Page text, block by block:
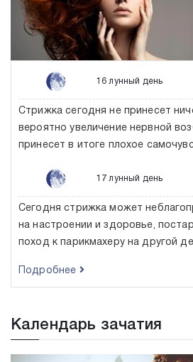
16 лунный день
Стрижка сегодня не принесет
вероятно увеличение нервной
принесет в итоге плохое
17 лунный день
Сегодня стрижка может
на настроении и здоровье,
поход к парикмахеру на другой
Подробнее
Календарь зачатия